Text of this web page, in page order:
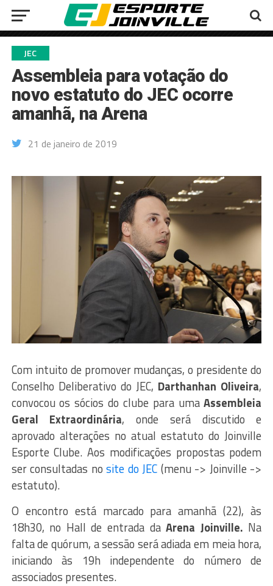
JEC
Assembleia para votação do
novo estatuto do JEC ocorre
amanhã, na Arena
21 de janeiro de 2019
Com intuito de promover mudanças, o presidente do
Conselho Deliberativo do JEC, Darthanhan Oliveira,
convocou os sócios do clube para umaAssembleia
Geral
Extraordinária, onde será discutido e
aprovado alterações no atual estatuto do Joinville
Esporte Clube. Aos modificações propostas podem
ser consultadas nosite do JEC (menu -> Joinville ->
estatuto).
O encontro está marcado para amanhã (22), às
18h30, no Hall de entrada daArena Joinville. Na
falta de quórum, a sessão será adiada em meia hora,
iniciando às 19h independente do número de
associados presentes.